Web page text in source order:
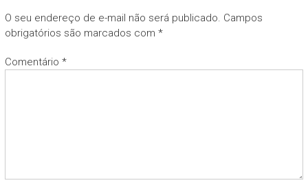
O seu endereço de e-mail não será publicado. Campos
obrigatórios são marcados com *
Comentário *